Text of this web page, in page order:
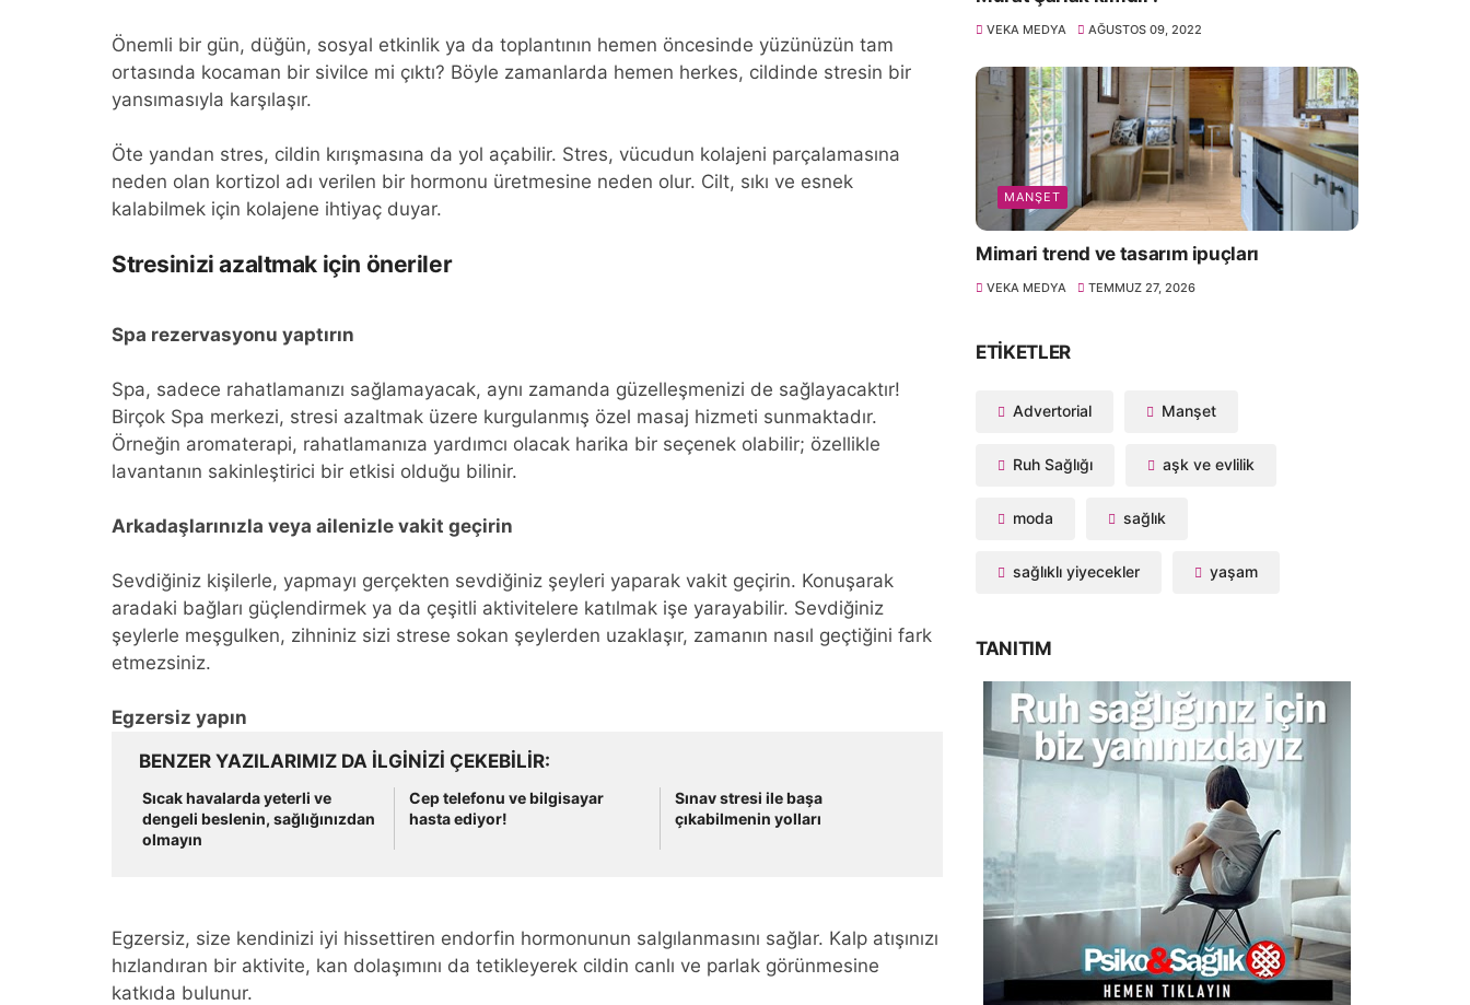
Önemli bir gün, düğün, sosyal etkinlik ya da toplantının hemen öncesinde yüzünüzün tam
ortasında kocaman bir sivilce mi çıktı? Böyle zamanlarda hemen herkes, cildinde stresin bir
yansımasıyla karşılaşır.
Öte yandan stres, cildin kırışmasına da yol açabilir. Stres, vücudun kolajeni parçalamasına
neden olan kortizol adı verilen bir hormonu üretmesine neden olur. Cilt, sıkı ve esnek
kalabilmek için kolajene ihtiyaç duyar.
Stresinizi azaltmak için öneriler
Spa rezervasyonu yaptırın
Spa, sadece rahatlamanızı sağlamayacak, aynı zamanda güzelleşmenizi de sağlayacaktır!
Birçok Spa merkezi, stresi azaltmak üzere kurgulanmış özel masaj hizmeti sunmaktadır.
Örneğin aromaterapi, rahatlamanıza yardımcı olacak harika bir seçenek olabilir; özellikle
lavantanın sakinleştirici bir etkisi olduğu bilinir.
Arkadaşlarınızla veya ailenizle vakit geçirin
Sevdiğiniz kişilerle, yapmayı gerçekten sevdiğiniz şeyleri yaparak vakit geçirin. Konuşarak
aradaki bağları güçlendirmek ya da çeşitli aktivitelere katılmak işe yarayabilir. Sevdiğiniz
şeylerle meşgulken, zihniniz sizi strese sokan şeylerden uzaklaşır, zamanın nasıl geçtiğini fark
etmezsiniz.
Egzersiz yapın
BENZER YAZILARIMIZ DA ILGINIZI ÇEKEBILIR
Sıcak havalarda yeterli ve
dengeli beslenin, sağlığınızdan
olmayın
Cep telefonu ve bilgisayar
hasta ediyor!
Sınav stresi ile başa
çıkabilmenin yolları
Egzersiz, size kendinizi iyi hissettiren endorfin hormonunun salgılanmasını sağlar. Kalp atışınızı
hızlandıran bir aktivite, kan dolaşımını da tetikleyerek cildin canlı ve parlak görünmesine
katkıda bulunur.
VEKA MEDYA AĞUSTOS 09, 2022
MANŞET
Mimari trend ve tasarım ipuçları
VEKA MEDYA TEMMUZ 27, 2026
ETIKETLER
Advertorial Manşet
Ruh Sağlığı aşk ve evlilik
moda sağlık
sağlıklı yiyecekler yaşam
TANITIM